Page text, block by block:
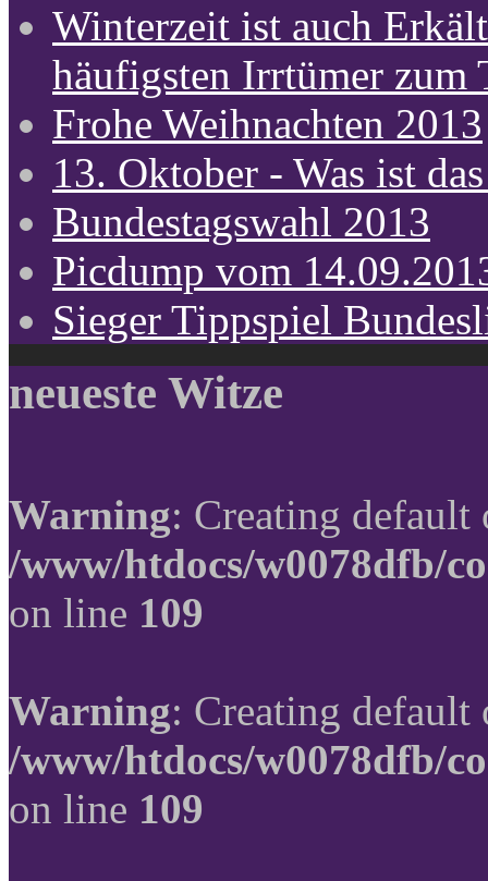
Winterzeit ist auch
häufigsten Irrtümer zum
Frohe Weihnachten 2013
13. Oktober - Was ist
Bundestagswahl 2013
Picdump vom
Sieger Tippspiel
neueste Witze
Warning: Creating
/www/htdocs/w0078dfb/
on line 109
Warning: Creating
/www/htdocs/w0078dfb/
on line 109